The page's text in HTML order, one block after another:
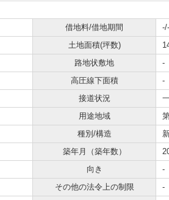
借地料/借地期間
-/-
土地面積(坪数)
路地状敷地
-
高圧線下面積
-
接道状況
用途地域
種別/構造
築年月（築年数）
向き
-
その他の法令上の制限 -